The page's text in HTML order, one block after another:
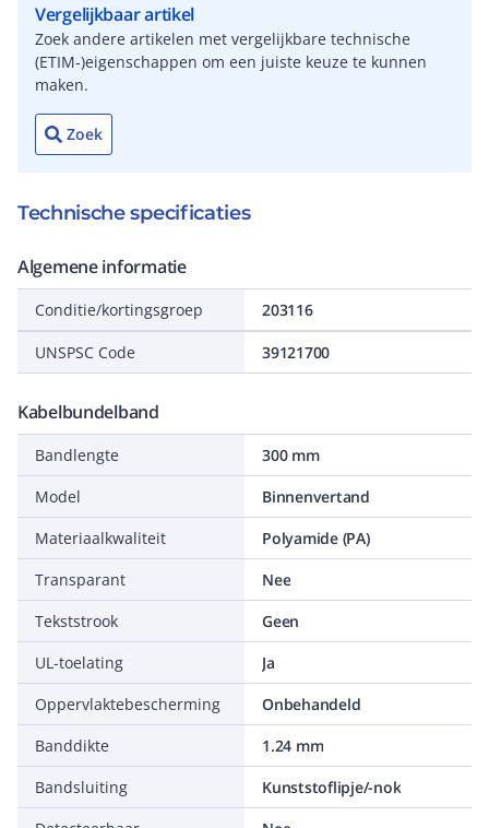
Vergelijkbaar artikel
Zoek andere artikelen met vergelijkbare technische
(ETIM-)eigenschappen om een juiste keuze te kunnen
maken.
Zoek
Technische specificaties
Algemene informatie
Conditie/kortingsgroep 203116
UNSPSC Code 39121700
Kabelbundelband
Bandlengte
300 mm
Model
Binnenvertand
Materiaalkwaliteit
Polyamide (PA)
Transparant
Nee
Tekststrook
Geen
UL-toelating
Ja
Oppervlaktebescherming
Onbehandeld
Banddikte
1.24 mm
Bandsluiting
Kunststoflipje/-nok